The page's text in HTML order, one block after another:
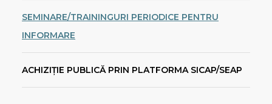
SEMINARE/TRAININGURI PERIODICE PENTRU
INFORMARE
ACHIZIȚIE PUBLICĂ PRIN PLATFORMA SICAP/SEAP